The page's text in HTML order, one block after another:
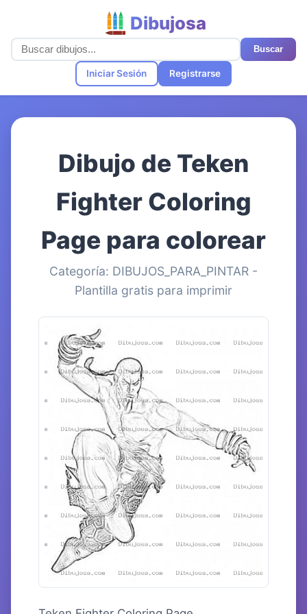
Dibujosa
Buscar
Iniciar Sesión Registrarse
Dibujo de Teken
Fighter Coloring
Page para colorear
Categoría: DIBUJOS_PARA_PINTAR -
Plantilla gratis para imprimir